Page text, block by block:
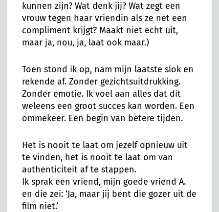
kunnen zijn? Wat denk jij? Wat zegt een
vrouw tegen haar vriendin als ze net een
compliment krijgt? Maakt niet echt uit,
maar ja, nou, ja, laat ook maar.)
Toen stond ik op, nam mijn laatste slok en
rekende af. Zonder gezichtsuitdrukking.
Zonder emotie. Ik voel aan alles dat dit
weleens een groot succes kan worden. Een
ommekeer. Een begin van betere tijden.
Het is nooit te laat om jezelf opnieuw uit
te vinden, het is nooit te laat om van
authenticiteit af te stappen.
Ik sprak een vriend, mijn goede vriend A.
en die zei: ‘Ja, maar jij bent die gozer uit de
film niet.’